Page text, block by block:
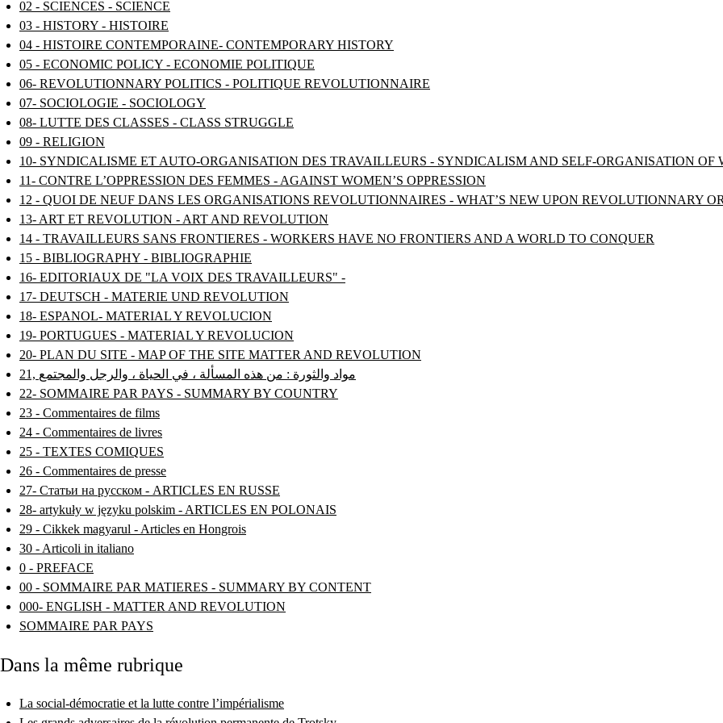
02 - SCIENCES - SCIENCE
03 - HISTORY - HISTOIRE
04 - HISTOIRE CONTEMPORAINE- CONTEMPORARY HISTORY
05 - ECONOMIC POLICY - ECONOMIE POLITIQUE
06- REVOLUTIONNARY POLITICS - POLITIQUE REVOLUTIONNAIRE
07- SOCIOLOGIE - SOCIOLOGY
08- LUTTE DES CLASSES - CLASS STRUGGLE
09 - RELIGION
10- SYNDICALISME ET AUTO-ORGANISATION DES TRAVAILLEURS - SYNDICALISM AND SELF-ORGANISATION OF
11- CONTRE L’OPPRESSION DES FEMMES - AGAINST WOMEN’S OPPRESSION
12 - QUOI DE NEUF DANS LES ORGANISATIONS REVOLUTIONNAIRES - WHAT’S NEW UPON REVOLUTIONNARY
13- ART ET REVOLUTION - ART AND REVOLUTION
14 - TRAVAILLEURS SANS FRONTIERES - WORKERS HAVE NO FRONTIERS AND A WORLD TO CONQUER
15 - BIBLIOGRAPHY - BIBLIOGRAPHIE
16- EDITORIAUX DE "LA VOIX DES TRAVAILLEURS" -
17- DEUTSCH - MATERIE UND REVOLUTION
18- ESPANOL- MATERIAL Y REVOLUCION
19- PORTUGUES - MATERIAL Y REVOLUCION
20- PLAN DU SITE - MAP OF THE SITE MATTER AND REVOLUTION
21, مواد والثورة : من هذه المسألة ، في الحياة ، والرجل والمجتمع
22- SOMMAIRE PAR PAYS - SUMMARY BY COUNTRY
23 - Commentaires de films
24 - Commentaires de livres
25 - TEXTES COMIQUES
26 - Commentaires de presse
27- Статьи на русском - ARTICLES EN RUSSE
28- artykuły w języku polskim - ARTICLES EN POLONAIS
29 - Cikkek magyarul - Articles en Hongrois
30 - Articoli in italiano
0 - PREFACE
00 - SOMMAIRE PAR MATIERES - SUMMARY BY CONTENT
000- ENGLISH - MATTER AND REVOLUTION
SOMMAIRE PAR PAYS
Dans la même rubrique
La social-démocratie et la lutte contre l’impérialisme